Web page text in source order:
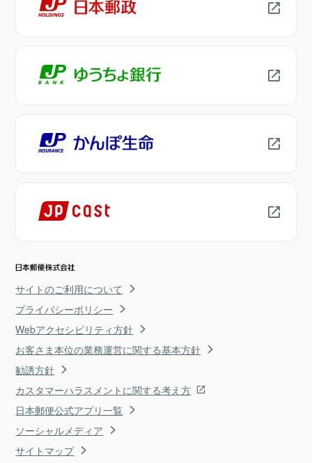
サイトのご利用について
プライバシーポリシー
Webアクセシビリティ方針
お客さま本位の業務運営に関する基本方針
勧誘方針
カスタマーハラスメントに関する考え方
日本郵便公式アプリ一覧
ソーシャルメディア
サイトマップ